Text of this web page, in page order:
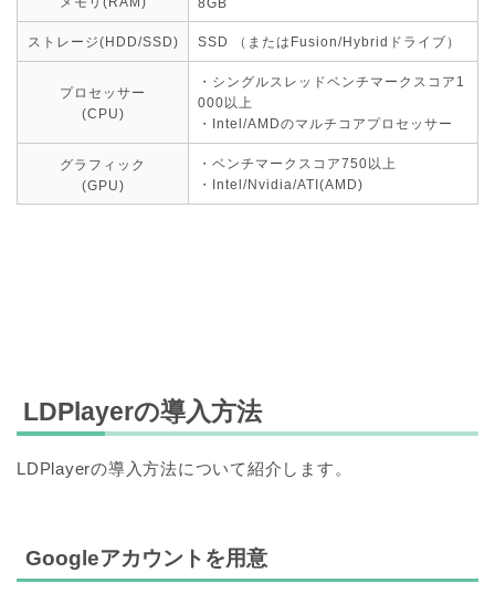
ストレージ(HDD/SSD) SSD （またはFusion/Hybridドライブ）
プロセッサー
(CPU)
・シングルスレッドベンチマークスコア1
000以上
・Intel/AMDのマルチコアプロセッサー
グラフィック
(GPU)
・ベンチマークスコア750以上
・Intel/Nvidia/ATI(AMD)
LDPlayerの導入方法
LDPlayerの導入方法について紹介します。
Googleアカウントを用意